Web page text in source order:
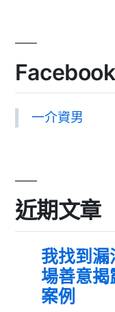
一介資男
近期文章
我找到
場善意揭
案例